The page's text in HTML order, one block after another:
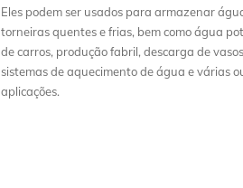
Eles podem ser usados para armazenar
torneiras quentes e frias, bem como água
de carros, produção fabril, descarga de
sistemas de aquecimento de água e várias
aplicações.